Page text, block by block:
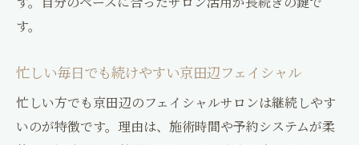
す。
忙しい毎日でも続けやすい京田辺フェイシャル
忙しい方でも京田辺のフェイシャルサロンは継続しやす
いのが特徴です。理由は、施術時間や予約システムが柔